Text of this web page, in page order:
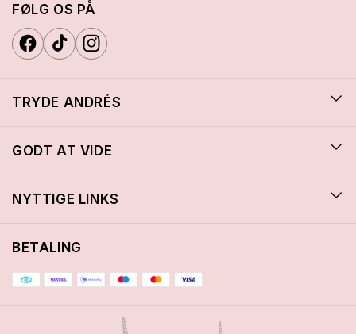
FØLG OS PÅ
TRYDE ANDRÉS
GODT AT VIDE
NYTTIGE LINKS
BETALING